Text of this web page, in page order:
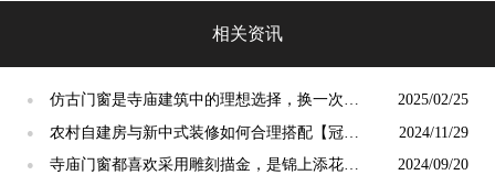
相关资讯
●
仿古门窗是寺庙建筑中的理想选择，换一次用
终生【冠墅阳光】
2025/02/25
●
农村自建房与新中式装修如何合理搭配【冠墅
阳光】
2024/11/29
●
寺庙门窗都喜欢采用雕刻描金，是锦上添花
2024/09/20